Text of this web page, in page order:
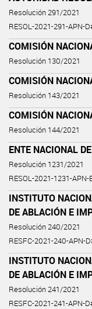
Resolución 291/2021
RESOL-2021-291-APN-
COMISIÓN
Resolución 130/2021
COMISIÓN
Resolución 143/2021
COMISIÓN
Resolución 144/2021
ENTE NACIONAL
Resolución 1231/2021
RESOL-2021-1231-APN-
INSTITUTO
DE ABLACIÓN E
Resolución 240/2021
RESFC-2021-240-APN-
INSTITUTO
DE ABLACIÓN E
Resolución 241/2021
RESFC-2021-241-APN-